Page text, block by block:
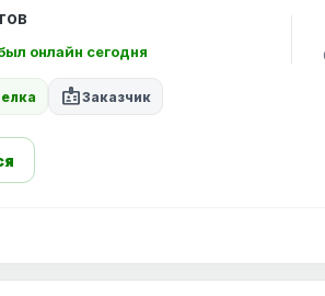
онлайн сегодня
badgeЗаказчик